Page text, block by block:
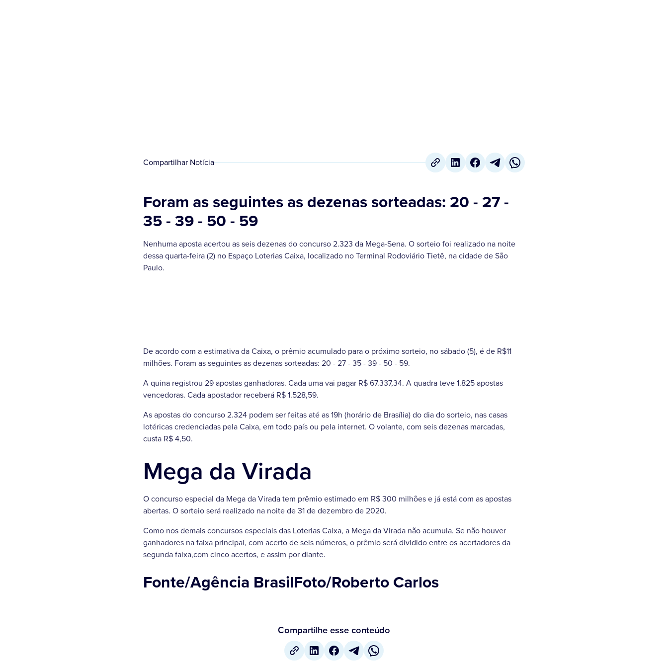
Compartilhar Notícia
Foram as seguintes as dezenas sorteadas: 20 - 27 -
35 - 39 - 50 - 59
Nenhuma aposta acertou as seis dezenas do concurso 2.323 da Mega-Sena. O sorteio foi realizado na noite
dessa quarta-feira (2) no Espaço Loterias Caixa, localizado no Terminal Rodoviário Tietê, na cidade de São
Paulo.
De acordo com a estimativa da Caixa, o prêmio acumulado para o próximo sorteio, no sábado (5), é de R$11
milhões. Foram as seguintes as dezenas sorteadas: 20 - 27 - 35 - 39 - 50 - 59.
A quina registrou 29 apostas ganhadoras. Cada uma vai pagar R$ 67.337,34. A quadra teve 1.825 apostas
vencedoras. Cada apostador receberá R$ 1.528,59.
As apostas do concurso 2.324 podem ser feitas até as 19h (horário de Brasília) do dia do sorteio, nas casas
lotéricas credenciadas pela Caixa, em todo país ou pela internet. O volante, com seis dezenas marcadas,
custa R$ 4,50.
Mega da Virada
O concurso especial da Mega da Virada tem prêmio estimado em R$ 300 milhões e já está com as apostas
abertas. O sorteio será realizado na noite de 31 de dezembro de 2020.
Como nos demais concursos especiais das Loterias Caixa, a Mega da Virada não acumula. Se não houver
ganhadores na faixa principal, com acerto de seis números, o prêmio será dividido entre os acertadores da
segunda faixa,com cinco acertos, e assim por diante.
Fonte/Agência BrasilFoto/Roberto Carlos
Compartilhe esse conteúdo